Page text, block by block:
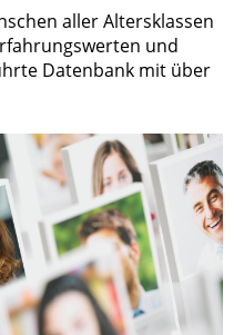
aller Altersklassen
und
Datenbank mit über